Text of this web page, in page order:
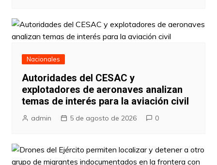
Nacionales
Autoridades del CESAC y
explotadores de aeronaves analizan
temas de interés para la aviación civil
admin 5 de agosto de 2026 0